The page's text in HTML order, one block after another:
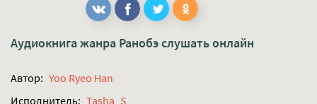
Аудиокнига жанра Ранобэслушать онлайн
Автор: Yoo Ryeo Han
Исполнитель: Tasha_S